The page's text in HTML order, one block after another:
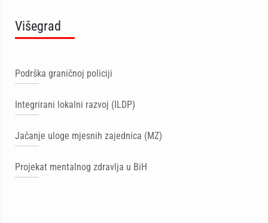
Višegrad
Podrška graničnoj policiji
Integrirani lokalni razvoj (ILDP)
Jačanje uloge mjesnih zajednica (MZ)
Projekat mentalnog zdravlja u BiH